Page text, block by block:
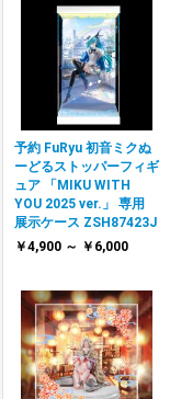
予約 FuRyu 初音ミクぬ
ーどるストッパーフィギ
ュア 「MIKU WITH
YOU 2025 ver.」 専用
展示ケース ZSH87423J
￥4,900 ～ ￥6,000